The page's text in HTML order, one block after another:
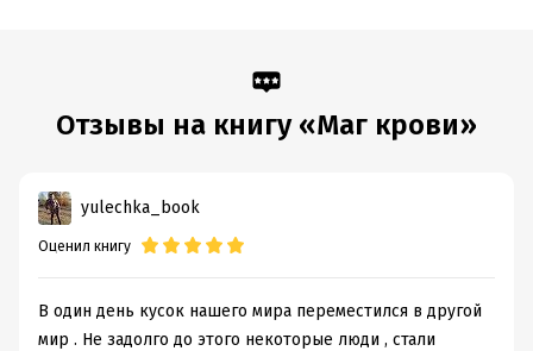
Отзывы на книгу «Маг крови»
yulechka_book
Оценил книгу
В один день кусок нашего мира переместился в другой
мир . Не задолго до этого некоторые люди , стали